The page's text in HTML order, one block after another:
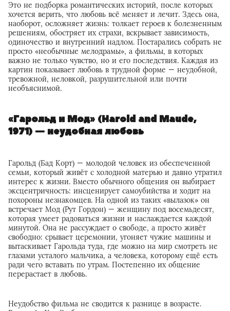
Это не подборка романтических историй, после которых
хочется верить, что любовь всё меняет и лечит. Здесь она,
наоборот, осложняет жизнь: толкает героев к болезненным
решениям, обостряет их страхи, вскрывает зависимость,
одиночество и внутренний надлом. Постарались собрать не
просто «необычные мелодрамы», а фильмы, в которых
важно не только чувство, но и его последствия. Каждая из
картин показывает любовь в трудной форме — неудобной,
тревожной, неловкой, разрушительной или почти
необъяснимой.
«Гарольд и Мод» (Harold and Maude,
1971) — неудобная любовь
Гарольд (Бад Корт) — молодой человек из обеспеченной
семьи, который живёт с холодной матерью и давно утратил
интерес к жизни. Вместо обычного общения он выбирает
эксцентричность: инсценирует самоубийства и ходит на
похороны незнакомцев. На одной из таких «вылазок» он
встречает Мод (Рут Гордон) — женщину под восемьдесят,
которая умеет радоваться жизни и наслаждается каждой
минутой. Она не рассуждает о свободе, а просто живёт
свободно: срывает церемонии, угоняет чужие машины и
вытаскивает Гарольда туда, где можно на мир смотреть не
глазами усталого мальчика, а человека, которому ещё есть
ради чего вставать по утрам. Постепенно их общение
перерастает в любовь.
Неудобство фильма не сводится к разнице в возрасте.